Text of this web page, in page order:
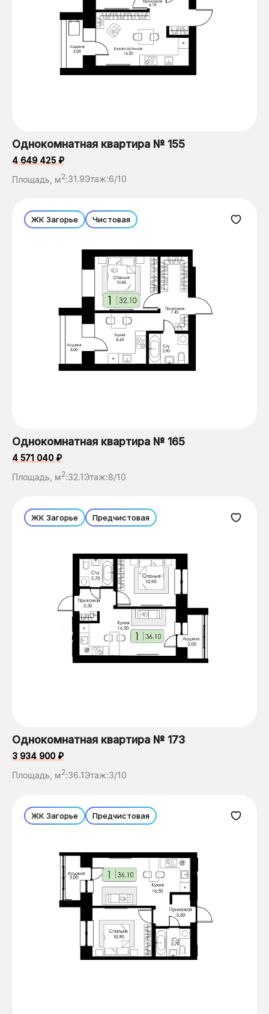
Однокомнатная квартира № 155
4 649 425 ₽
Площадь, м2:31.9Этаж:6/10
ЖК Загорье Чистовая
Однокомнатная квартира № 165
4 571 040 ₽
Площадь, м2:32.1Этаж:8/10
ЖК Загорье Предчистовая
Однокомнатная квартира № 173
3 934 900 ₽
Площадь, м2:36.1Этаж:3/10
ЖК Загорье Предчистовая